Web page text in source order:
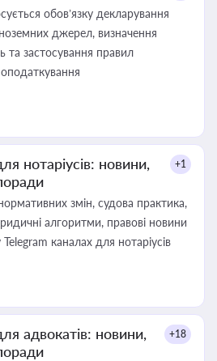
обов’язку декларування
джерел, визначення
та застосування правил
нотаріусів: новини,
+1
змін, судова практика,
алгоритми, правові новини
каналах для нотаріусів
адвокатів: новини,
+18